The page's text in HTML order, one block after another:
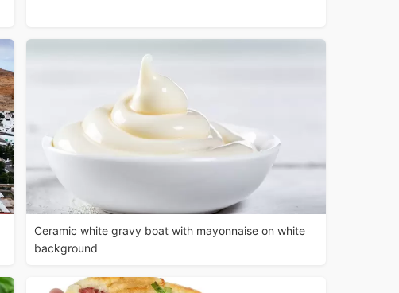
Ceramic white gravy boat with mayonnaise on white
background